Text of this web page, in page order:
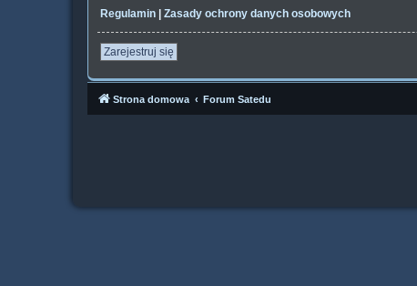
Regulamin | Zasady ochrony danych osobowych
Zarejestruj się
Strona domowa Forum Satedu